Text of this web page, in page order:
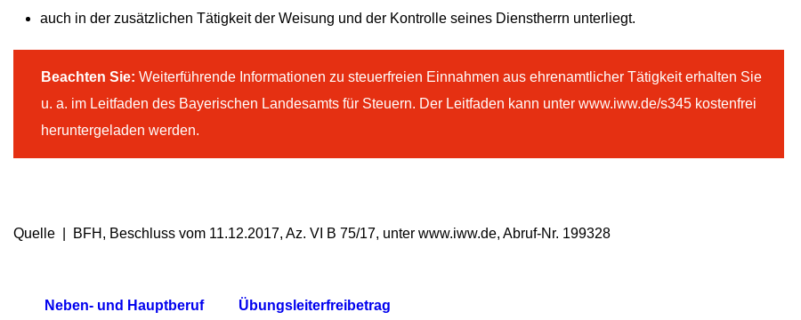
auch in der zusätzlichen Tätigkeit der Weisung und der Kontrolle seines Dienstherrn unterliegt.
Beachten Sie: Weiterführende Informationen zu steuerfreien Einnahmen aus ehrenamtlicher Tätigkeit erhalten Sie
u. a. im Leitfaden des Bayerischen Landesamts für Steuern. Der Leitfaden kann unter www.iww.de/s345 kostenfrei
heruntergeladen werden.
Quelle | BFH, Beschluss vom 11.12.2017, Az. VI B 75/17, unter www.iww.de, Abruf-Nr. 199328
Neben- und Hauptberuf Übungsleiterfreibetrag